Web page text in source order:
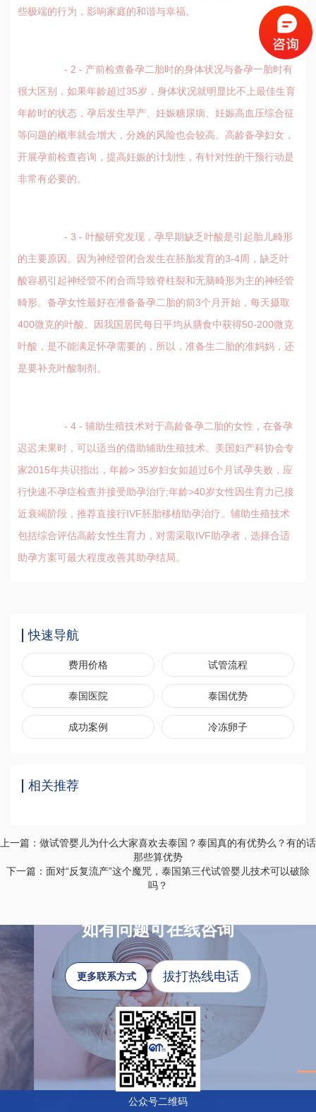
些极端的行为，影响家庭的和谐与幸福。
- 2 - 产前检查备孕二胎时的身体状况与备孕一胎时有
很大区别，如果年龄超过35岁，身体状况就明显比不上最佳生育
年龄时的状态，孕后发生早产、妊娠糖尿病、妊娠高血压综合征
等问题的概率就会增大，分娩的风险也会较高。高龄备孕妇女，
开展孕前检查咨询，提高妊娠的计划性，有针对性的干预行动是
非常有必要的。
- 3 - 叶酸研究发现，孕早期缺乏叶酸是引起胎儿畸形
的主要原因。因为神经管闭合发生在胚胎发育的3-4周，缺乏叶
酸容易引起神经管不闭合而导致脊柱裂和无脑畸形为主的神经管
畸形。备孕女性最好在准备备孕二胎的前3个月开始，每天摄取
400微克的叶酸。因我国居民每日平均从膳食中获得50-200微克
叶酸，是不能满足怀孕需要的，所以，准备生二胎的准妈妈，还
是要补充叶酸制剂。
- 4 - 辅助生殖技术对于高龄备孕二胎的女性，在备孕
迟迟未果时，可以适当的借助辅助生殖技术。美国妇产科协会专
家2015年共识指出，年龄> 35岁妇女如超过6个月试孕失败，应
行快速不孕症检查并接受助孕治疗;年龄>40岁女性因生育力已接
近衰竭阶段，推荐直接行IVF胚胎移植助孕治疗。辅助生殖技术
包括综合评估高龄女性生育力，对需采取IVF助孕者，选择合适
助孕方案可最大程度改善其助孕结局。
快速导航
费用价格 试管流程
泰国医院 泰国优势
成功案例 冷冻卵子
相关推荐
上一篇：做试管婴儿为什么大家喜欢去泰国？泰国真的有优势么？有的话
那些算优势
下一篇：面对“反复流产”这个魔咒，泰国第三代试管婴儿技术可以破除
吗？
如有问题可在线咨询
更多联系方式 拔打热线电话
公众号二维码